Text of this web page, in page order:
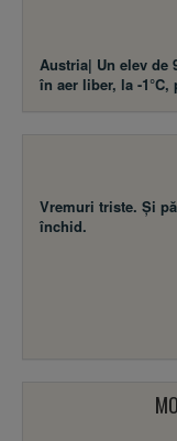
Austria| Un elev de
în aer liber, la -1°C,
Vremuri triste. Şi
închid.